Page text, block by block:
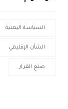
السياسة اليمنية
الشأن الإقليمي
صنع القرار